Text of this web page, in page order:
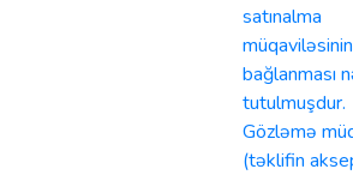
satınalma
müqaviləsinin
bağlanması
tutulmuşdur.
Gözləmə
(təklifin